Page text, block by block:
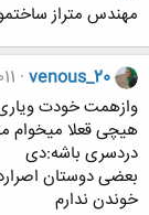
مهندس متراز
venous_20
وازهمت خودت
هیچی قعلا میخوام
دردسری باشه:دی
بعضی دوستان
خوندن ندارم